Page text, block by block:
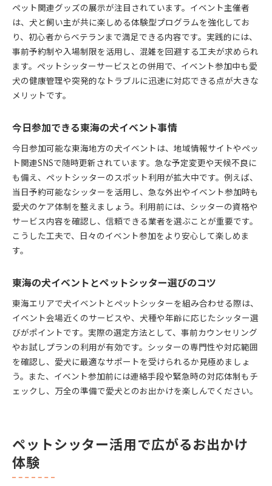
愛知でペットと過ごす休日の楽しみ方
ペットシッターが提案する愛知の休日モデルプラ
ン
愛知で愛犬と楽しむ休日イベントの選び方
ペットシッター活用で充実する愛知の週末
休日におすすめ愛知の犬イベントとシッター利用
愛知休日のペットシッター活用ポイント徹底解説
ペットシッター選びとイベント参加の極意
失敗しないペットシッター選びのポイント集
犬イベント参加時のペットシッター選択術
イベントを楽しむためのシッター活用極意
安心して任せられるペットシッターの見極め方
ペットシッターと犬イベントの相性を知るコツ
愛犬とのイベント計画に役立つヒント集
ペットシッターと立てる犬イベント計画のコツ
愛犬と楽しむイベント準備のポイント集
イベント計画時のペットシッター活用アドバイス
犬イベント参加前に知っておきたい準備法
ペットシッターと一緒にイベントを成功させる方
法
ペット関連グッズの展示が注目されています。イベント主催者
は、犬と飼い主が共に楽しめる体験型プログラムを強化してお
り、初心者からベテランまで満足できる内容です。実践的には、
事前予約制や入場制限を活用し、混雑を回避する工夫が求められ
ます。ペットシッターサービスとの併用で、イベント参加中も愛
犬の健康管理や突発的なトラブルに迅速に対応できる点が大きな
メリットです。
今日参加できる東海の犬イベント事情
今日参加可能な東海地方の犬イベントは、地域情報サイトやペッ
ト関連SNSで随時更新されています。急な予定変更や天候不良に
も備え、ペットシッターのスポット利用が拡大中です。例えば、
当日予約可能なシッターを活用し、急な外出やイベント参加時も
愛犬のケア体制を整えましょう。利用前には、シッターの資格や
サービス内容を確認し、信頼できる業者を選ぶことが重要です。
こうした工夫で、日々のイベント参加をより安心して楽しめま
す。
東海の犬イベントとペットシッター選びのコツ
東海エリアで犬イベントとペットシッターを組み合わせる際は、
イベント会場近くのサービスや、犬種や年齢に応じたシッター選
びがポイントです。実際の選定方法として、事前カウンセリング
やお試しプランの利用が有効です。シッターの専門性や対応範囲
を確認し、愛犬に最適なサポートを受けられるか見極めましょ
う。また、イベント参加前には連絡手段や緊急時の対応体制もチ
ェックし、万全の準備で愛犬とのお出かけを楽しんでください。
ペットシッター活用で広がるお出かけ
体験